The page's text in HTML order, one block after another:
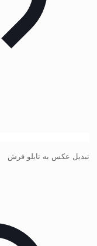
تبدیل عکس به تابلو فرش